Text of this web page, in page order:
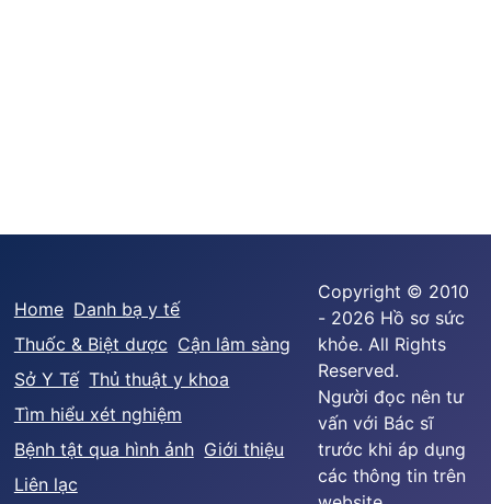
Home Danh bạ y tế
Thuốc & Biệt dược Cận lâm sàng
Sở Y Tế Thủ thuật y khoa
Tìm hiểu xét nghiệm
Bệnh tật qua hình ảnh Giới thiệu
Liên lạc
Copyright © 2010
- 2026 Hồ sơ sức
khỏe. All Rights
Reserved.
Người đọc nên tư
vấn với Bác sĩ
trước khi áp dụng
các thông tin trên